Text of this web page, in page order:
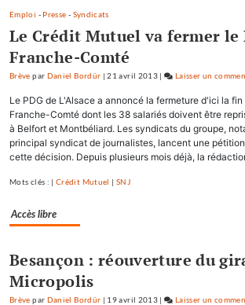
Emploi - Presse - Syndicats
Le Crédit Mutuel va fermer le
Franche-Comté
Brève par Daniel Bordür |21 avril 2013 | Laisser un
Le PDG de L'Alsace a annoncé la fermeture d'ici la
Franche-Comté dont les 38 salariés doivent être
à Belfort et Montbéliard. Les syndicats du groupe,
principal syndicat de journalistes, lancent une
cette décision. Depuis plusieurs mois déjà, la
Mots clés : |Crédit Mutuel | SNJ
Accès libre
Besançon : réouverture du
Micropolis
Brève par Daniel Bordür | 19 avril 2013 | Laisser un